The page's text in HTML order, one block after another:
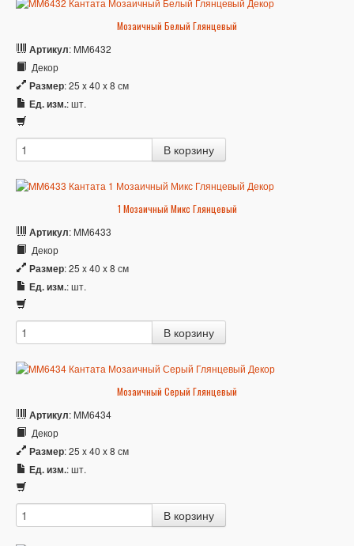
Мозаичный Белый Глянцевый
Артикул: MM6432
Декор
Размер: 25 x 40 x 8 см
Ед. изм.: шт.
1 Мозаичный Микс Глянцевый
Артикул: MM6433
Декор
Размер: 25 x 40 x 8 см
Ед. изм.: шт.
Мозаичный Серый Глянцевый
Артикул: MM6434
Декор
Размер: 25 x 40 x 8 см
Ед. изм.: шт.